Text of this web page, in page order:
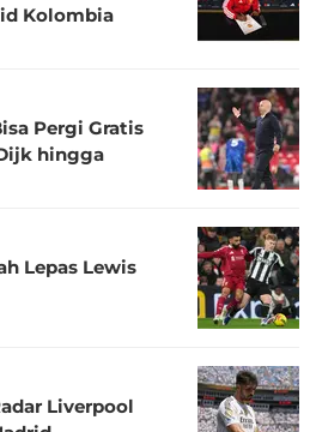
Kolombia
Pergi Gratis
hingga
Lepas Lewis
Liverpool